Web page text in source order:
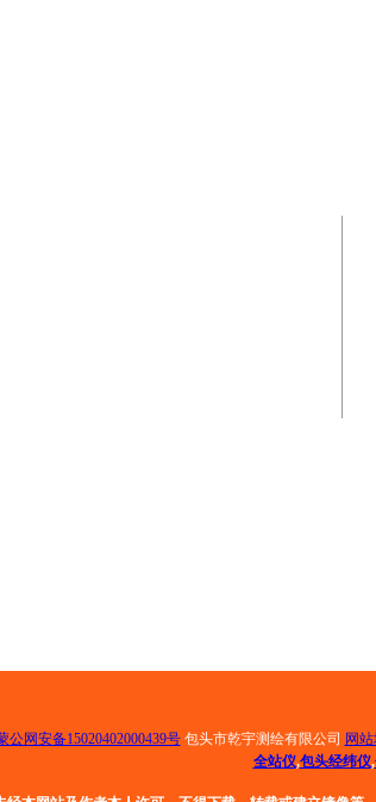
公网安备15020402000439号包头市乾宇测绘有限公司 网
全站仪,包头经纬仪,